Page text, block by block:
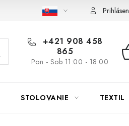
na údržbu nábytku Reklamačný
+421 908 458
865
Pon - Sob 11:00 - 18:00
STOLOVANIE TEXTIL